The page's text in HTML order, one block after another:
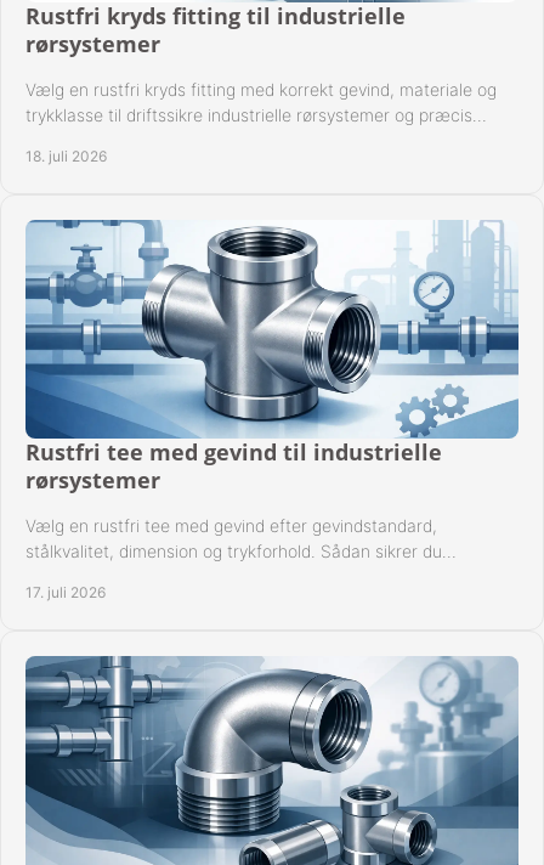
Rustfri kryds fitting til industrielle
rørsystemer
Vælg en rustfri kryds fitting med korrekt gevind, materiale og
trykklasse til driftssikre industrielle rørsystemer og præcis
18. juli 2026
Rustfri tee med gevind til industrielle
rørsystemer
Vælg en rustfri tee med gevind efter gevindstandard,
stålkvalitet, dimension og trykforhold. Sådan sikrer du
17. juli 2026